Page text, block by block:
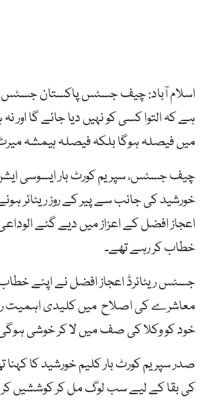
اسلام آباد: چیف جسٹس پاکستان جسٹس
ہے کہ التوا کسی کو نہیں دیا جائے گا
میں فیصلہ ہوگا بلکہ فیصلہ ہیمشہ
چیف جسٹس، سپریم کورٹ بار ایسوسی
خورشید کی جانب سے پیر کے روز ریٹائر
اعجاز افضل کے اعزاز میں دیے گئے
خطاب کر رہے تھے۔
جسٹس ریٹائرڈ اعجاز افضل نے اپنے
معاشرے کی اصلاح میں کلیدی اہمیت
خود کو وکلا کی صف میں لا کر خوشی
صدر سپریم کورٹ بار کلیم خورشید کا
کی بقا کے لیے سب لوگ مل کر کوششیں